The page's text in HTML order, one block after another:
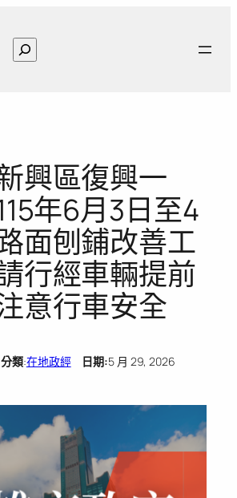
搜
尋
興區復興一
年6月3日至4
面刨鋪改善工
行經車輛提前
意行車安全
分類:在地政經日期:5 月 29, 2026